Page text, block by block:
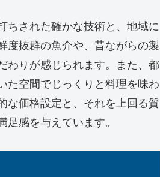
ちされた確かな技術と、地域に
度抜群の魚介や、昔ながらの製
わりが感じられます。また、都
た空間でじっくりと料理を味わ
な価格設定と、それを上回る質
感を与えています。